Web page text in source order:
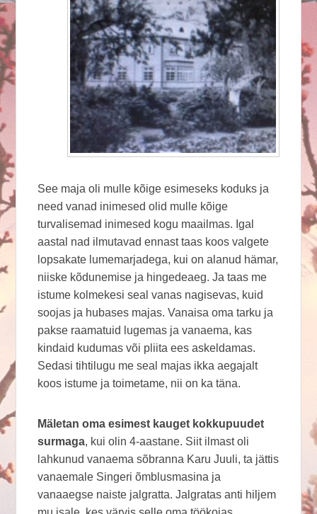
See maja oli mulle kõige esimeseks koduks ja
need vanad inimesed olid mulle kõige
turvalisemad inimesed kogu maailmas. Igal
aastal nad ilmutavad ennast taas koos valgete
lopsakate lumemarjadega, kui on alanud hämar,
niiske kõdunemise ja hingedeaeg. Ja taas me
istume kolmekesi seal vanas nagisevas, kuid
soojas ja hubases majas. Vanaisa oma tarku ja
pakse raamatuid lugemas ja vanaema, kas
kindaid kudumas või pliita ees askeldamas.
Sedasi tihtilugu me seal majas ikka aegajalt
koos istume ja toimetame, nii on ka täna.
Mäletan oma esimest kauget kokkupuudet
surmaga, kui olin 4-aastane. Siit ilmast oli
lahkunud vanaema sõbranna Karu Juuli, ta jättis
vanaemale Singeri õmblusmasina ja
vanaaegse naiste jalgratta. Jalgratas anti hiljem